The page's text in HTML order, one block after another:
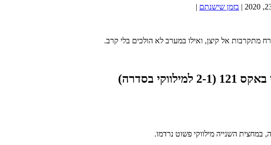
| בזמן שישנתם |
מתקרבות אל קיצן, ואילו במערב לא הולכים בלי קרב.
השנייה מילווקי פשוט נרדמו.